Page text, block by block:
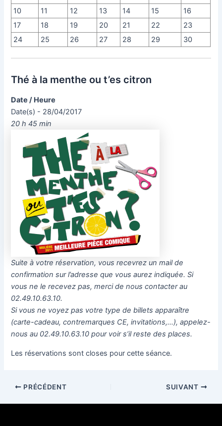
10
11 12 13 14 15
16
17
18 19 20 21 22
23
24
25 26 27 28 29 30
Thé à la menthe ou t’es citron
Date / Heure
Date(s) - 28/04/2017
20 h 45 min
Suite à votre réservation, vous recevrez un mail de
confirmation sur l’adresse que vous aurez indiquée. Si
vous ne le recevez pas, merci de nous contacter au
02.49.10.63.10.
Si vous ne voyez pas votre type de billets apparaître
(carte-cadeau, contremarques CE, invitations,…), appelez-
nous au 02.49.10.63.10 pour voir s’il reste des places.
Les réservations sont closes pour cette séance.
PRÉCÉDENT SUIVANT